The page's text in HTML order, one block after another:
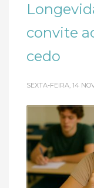
convite
cedo
SEXTA-FEIRA, 14